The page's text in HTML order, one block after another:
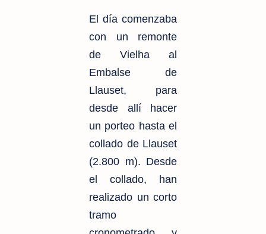
El día comenzaba
con un remonte
de Vielha al
Embalse de
Llauset, para
desde allí hacer
un porteo hasta el
collado de Llauset
(2.800 m). Desde
el collado, han
realizado un corto
tramo